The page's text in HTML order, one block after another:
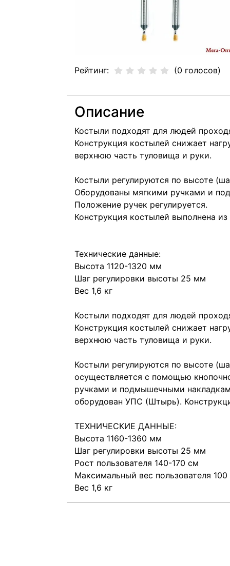
Рейтинг: (0 голосов)
Описание
Костыли подходят для людей
Конструкция костылей снижает
верхнюю часть туловища и руки.
Костыли регулируются по высоте
Оборудованы мягкими ручками и
Положение ручек регулируется.
Конструкция костылей выполнена
Технические данные:
Высота 1120-1320 мм
Шаг регулировки высоты 25 мм
Вес 1,6 кг
Костыли подходят для людей
Конструкция костылей снижает
верхнюю часть туловища и руки.
Костыли регулируются по высоте
осуществляется с помощью
ручками и подмышечными
оборудован УПС (Штырь).
ТЕХНИЧЕСКИЕ ДАННЫЕ:
Высота 1160-1360 мм
Шаг регулировки высоты 25 мм
Рост пользователя 140-170 см
Максимальный вес пользователя 100
Вес 1,6 кг